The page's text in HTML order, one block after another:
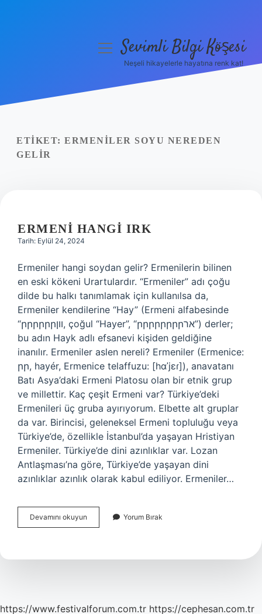
Yasal Uyarı
menüyüSevimli Bilgi Köşesi
Neşeli hikayelerle hayatına renk kat!
ETIKET: ERMENILER SOYU NEREDEN
GELIR
ERMENI HANGI IRK
Tarih: Eylül 24, 2024
Ermeniler hangi soydan gelir? Ermenilerin bilinen
en eski kökeni Urartulardır. “Ermeniler” adı çoğu
dilde bu halkı tanımlamak için kullanılsa da,
Ermeniler kendilerine “Hay” (Ermeni alfabesinde
“րրրրրրוון, çoğul “Hayer”, “րրրրրրրրאר”) derler;
bu adın Hayk adlı efsanevi kişiden geldiğine
inanılır. Ermeniler aslen nereli? Ermeniler (Ermenice:
րր, hayér, Ermenice telaffuzu: [hɑˈjɛɾ]), anavatanı
Batı Asya’daki Ermeni Platosu olan bir etnik grup
ve millettir. Kaç çeşit Ermeni var? Türkiye’deki
Ermenileri üç gruba ayırıyorum. Elbette alt gruplar
da var. Birincisi, geleneksel Ermeni topluluğu veya
Türkiye’de, özellikle İstanbul’da yaşayan Hristiyan
Ermeniler. Türkiye’de dini azınlıklar var. Lozan
Antlaşması’na göre, Türkiye’de yaşayan dini
azınlıklar azınlık olarak kabul ediliyor. Ermeniler…
Devamını okuyun
Hangi
Yorum Bırak
https://www.festivalforum.com.tr https://cephesan.com.tr